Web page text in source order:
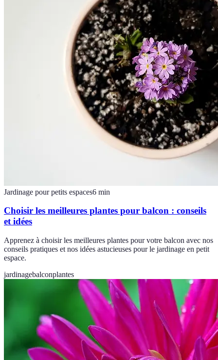
Jardinage pour petits espaces6 min
Choisir les meilleures plantes pour balcon : conseils
et idées
Apprenez à choisir les meilleures plantes pour votre balcon avec nos
conseils pratiques et nos idées astucieuses pour le jardinage en petit
espace.
jardinagebalconplantes